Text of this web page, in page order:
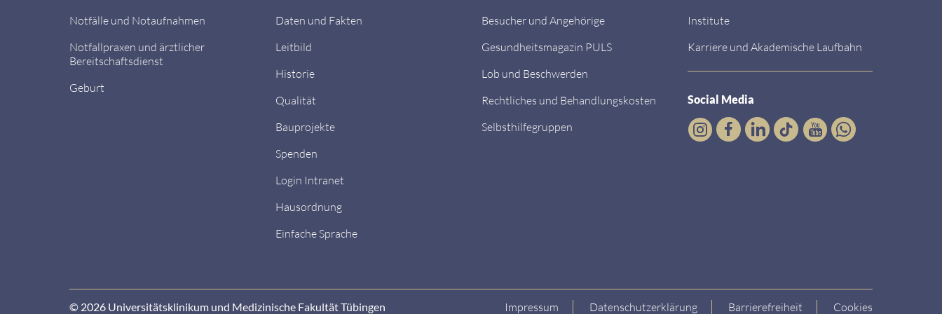
Notfälle und Notaufnahmen
Notfallpraxen und ärztlicher
Bereitschaftsdienst
Geburt
Daten und Fakten
Leitbild
Historie
Qualität
Bauprojekte
Spenden
Login Intranet
Hausordnung
Einfache Sprache
Besucher und Angehörige
Gesundheitsmagazin PULS
Lob und Beschwerden
Rechtliches und Behandlungskosten
Selbsthilfegruppen
Institute
Karriere und Akademische Laufbahn
Social Media
© 2026 Universitätsklinikum und Medizinische Fakultät Tübingen Impressum Datenschutzerklärung Barrierefreiheit Cookies